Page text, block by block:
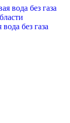
без газа